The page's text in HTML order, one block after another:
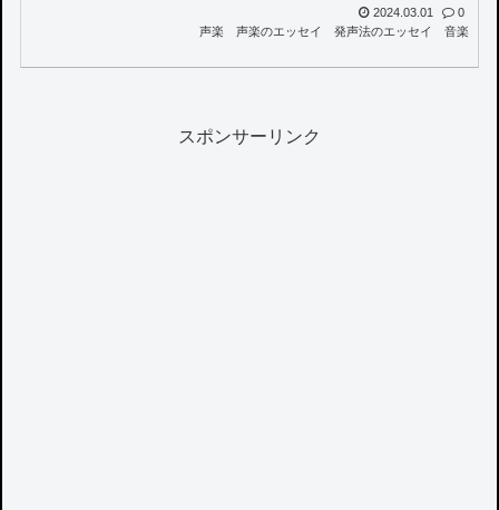
2024.03.01
0
声楽
声楽のエッセイ 発声法のエッセイ 音楽
スポンサーリンク